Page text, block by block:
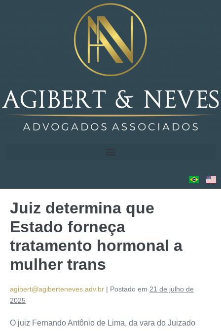
Juiz determina que
Estado forneça
tratamento hormonal a
mulher trans
agibert@agiberteneves.adv.br | Postado em 21 de julho de
2025
O juiz Fernando Antônio de Lima, da vara do Juizado